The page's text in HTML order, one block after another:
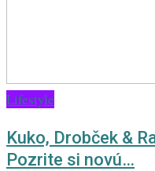
Lifestyle
Kuko, Drobček &
Pozrite si novú…